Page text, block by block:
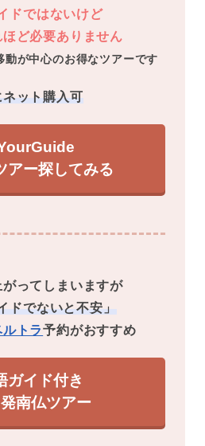
ドではないけど
ど必要ありません
が中心のお得なツアーです
ネット購入可
アー探してみる
ってしまいますが
ドでないと不安」
ルトラ予約がおすすめ
ガイド付き
南仏ツアー